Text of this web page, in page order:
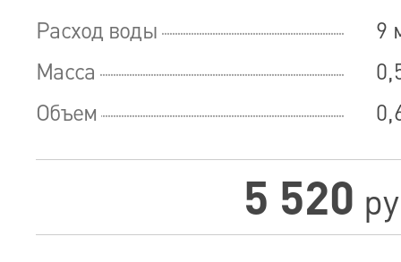
Расход воды
9
Масса
Объем
5 520